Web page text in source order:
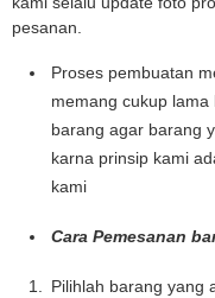
pesanan.
Proses pembuatan
memang cukup
barang agar barang
karna prinsip kami
kami
Cara Pemesanan
Pilihlah barang yang